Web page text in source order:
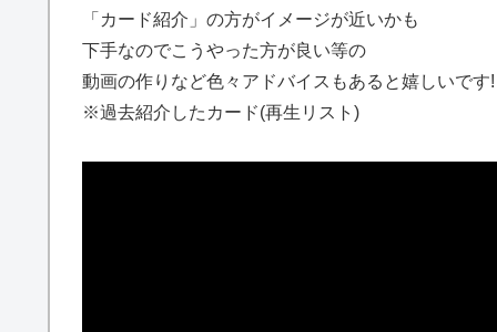
「カード紹介」の方がイメージが近いかも
下手なのでこうやった方が良い等の
動画の作りなど色々アドバイスもあると嬉しいです!
※過去紹介したカード(再生リスト)